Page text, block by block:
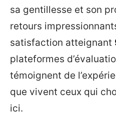
sa gentillesse et son
retours
satisfaction atteignant
plateformes
témoignent de
que vivent ceux qui
ici.